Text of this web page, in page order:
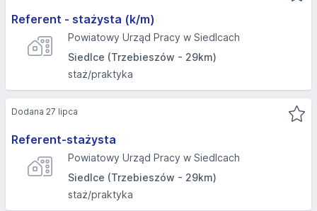
Referent - stażysta (k/m)
Powiatowy Urząd Pracy w Siedlcach
Siedlce (Trzebieszów - 29km)
staż/praktyka
Referent-stażysta
Powiatowy Urząd Pracy w Siedlcach
Siedlce (Trzebieszów - 29km)
staż/praktyka
Dodana 27 lipca